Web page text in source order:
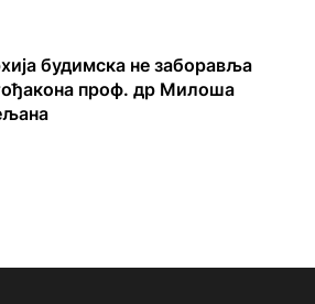
будимска не заборавља
проф. др Милоша